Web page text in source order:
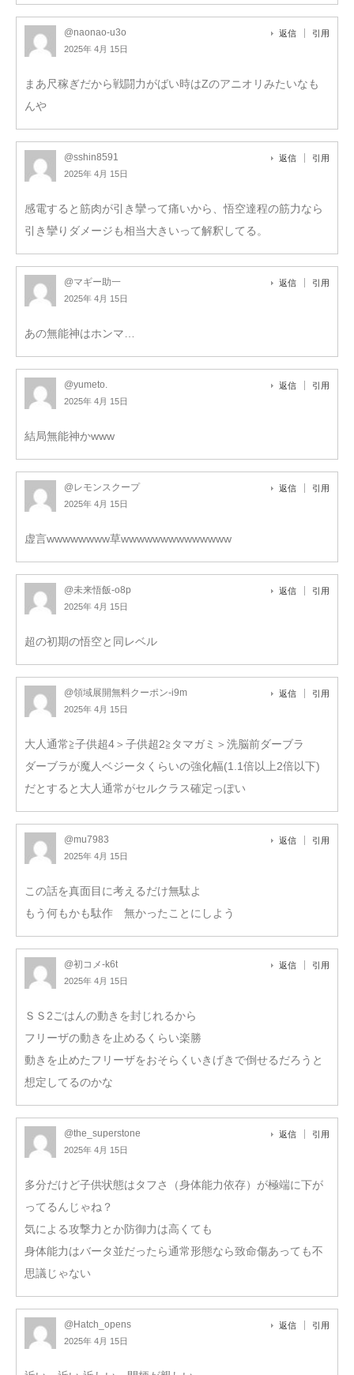
@naonao-u3o
2025年 4月 15日
返信 引用
まあ尺稼ぎだから戦闘力がばい時はZのアニオリみたいなも
んや
@sshin8591
2025年 4月 15日
返信 引用
感電すると筋肉が引き攣って痛いから、悟空達程の筋力なら
引き攣りダメージも相当大きいって解釈してる。
@マギー助一
2025年 4月 15日
返信 引用
あの無能神はホンマ…
@yumeto.
2025年 4月 15日
返信 引用
結局無能神かwww
@レモンスクープ
2025年 4月 15日
返信 引用
虚言wwwwwwww草wwwwwwwwwwwwww
@未来悟飯-o8p
2025年 4月 15日
返信 引用
超の初期の悟空と同レベル
@領域展開無料クーポン-i9m
2025年 4月 15日
返信 引用
大人通常≧子供超4＞子供超2≧タマガミ＞洗脳前ダーブラ
ダーブラが魔人ベジータくらいの強化幅(1.1倍以上2倍以下)
だとすると大人通常がセルクラス確定っぽい
@mu7983
2025年 4月 15日
返信 引用
この話を真面目に考えるだけ無駄よ
もう何もかも駄作 無かったことにしよう
@初コメ-k6t
2025年 4月 15日
返信 引用
ＳＳ2ごはんの動きを封じれるから
フリーザの動きを止めるくらい楽勝
動きを止めたフリーザをおそらくいきげきで倒せるだろうと
想定してるのかな
@the_superstone
2025年 4月 15日
返信 引用
多分だけど子供状態はタフさ（身体能力依存）が極端に下が
ってるんじゃね？
気による攻撃力とか防御力は高くても
身体能力はバータ並だったら通常形態なら致命傷あっても不
思議じゃない
@Hatch_opens
2025年 4月 15日
返信 引用